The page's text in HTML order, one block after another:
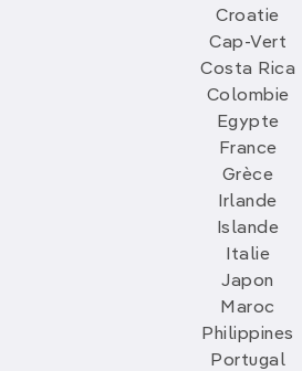
Croatie
Cap-Vert
Costa Rica
Colombie
Egypte
France
Grèce
Irlande
Islande
Italie
Japon
Maroc
Philippines
Portugal